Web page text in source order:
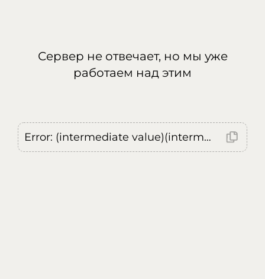
Сервер не отвечает, но мы уже
работаем над этим
Error: (intermediate value)(intermediate value)(intermediate value).replaceAll is not a function